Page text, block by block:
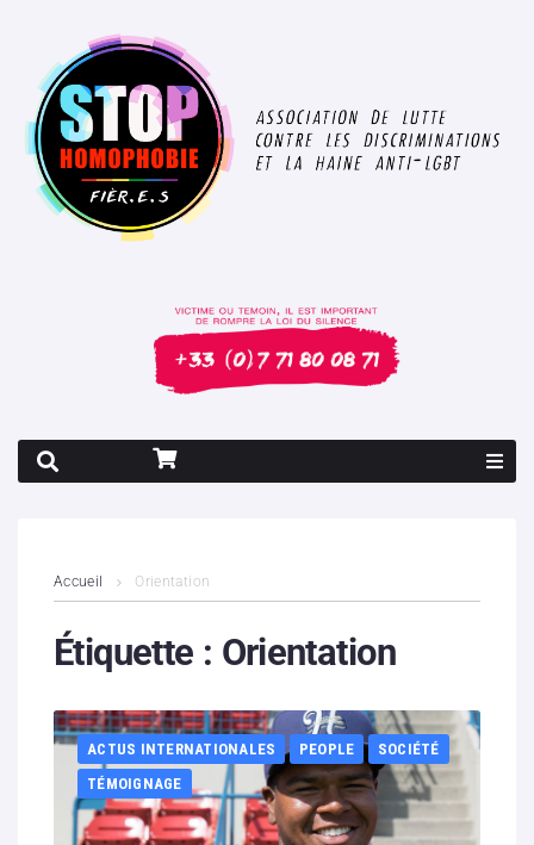
Contenus litigieux
Boutique
Partenaires
Accueil Orientation
Étiquette : Orientation
ACTUS INTERNATIONALES PEOPLE
SOCIÉTÉ
TÉMOIGNAGE